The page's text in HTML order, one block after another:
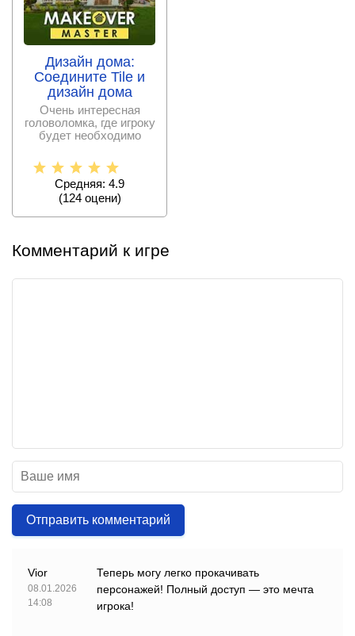
Дизайн дома:
Соедините Tile и
дизайн дома
Очень интересная
головоломка, где игроку
будет необходимо
действия
Средняя: 4.9
(124оцени)
Комментарий к игре
Отправить комментарий
Vior
08.01.2026
14:08
Теперь могу легко прокачивать
персонажей! Полный доступ — это мечта
игрока!